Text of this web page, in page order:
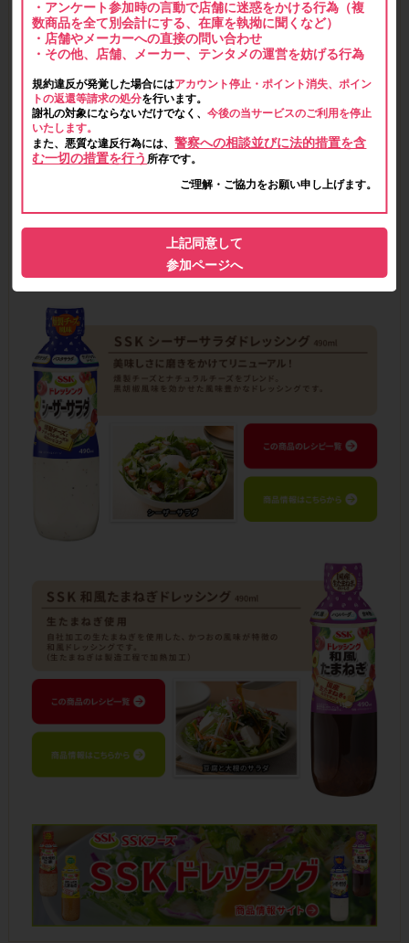
・アンケート参加時の言動で店舗に迷惑をかける行為（複
数商品を全て別会計にする、在庫を執拗に聞くなど）
・店舗やメーカーへの直接の問い合わせ
・その他、店舗、メーカー、テンタメの運営を妨げる行為
規約違反が発覚した場合にはアカウント停止・ポイント消失、ポイン
トの返還等請求の処分を行います。
謝礼の対象にならないだけでなく、今後の当サービスのご利用を停止
いたします。
また、悪質な違反行為には、警察への相談並びに法的措置を含
む一切の措置を行う 所存です。
ご理解・ご協力をお願い申し上げます。
上記同意して
参加ページへ